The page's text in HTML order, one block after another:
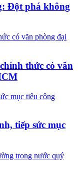
Đột phá không
thức có văn
tiếp sức mục